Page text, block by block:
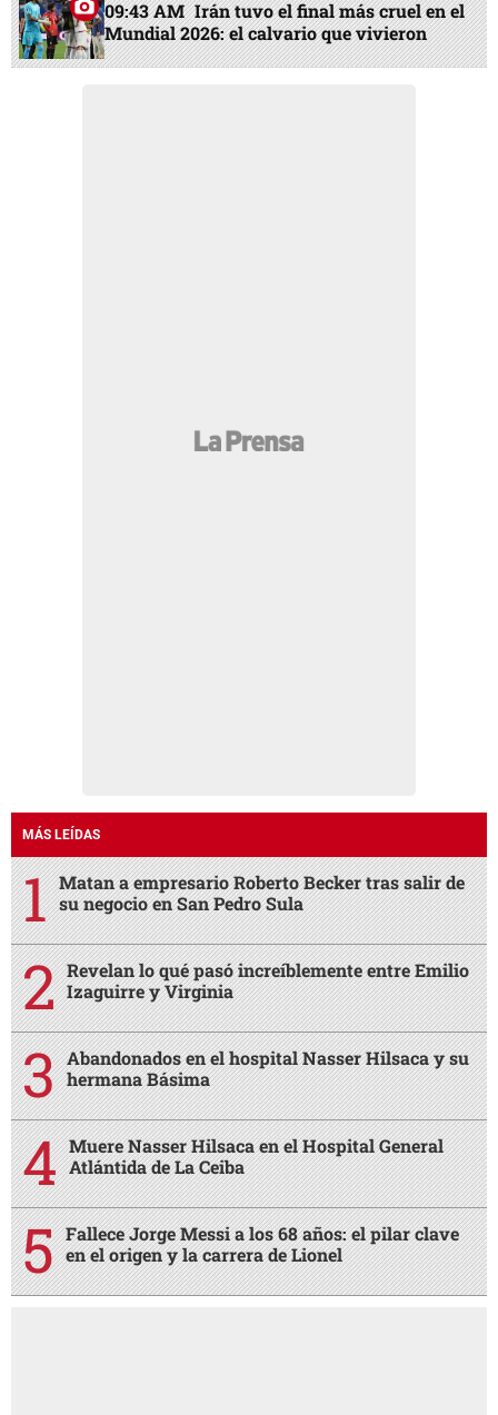
09:43 AM Irán tuvo el final más cruel en el
Mundial 2026: el calvario que vivieron
MÁS LEÍDAS
Matan a empresario Roberto Becker tras salir de
su negocio en San Pedro Sula
Revelan lo qué pasó increíblemente entre Emilio
Izaguirre y Virginia
Abandonados en el hospital Nasser Hilsaca y su
hermana Básima
Muere Nasser Hilsaca en el Hospital General
Atlántida de La Ceiba
Fallece Jorge Messi a los 68 años: el pilar clave
en el origen y la carrera de Lionel